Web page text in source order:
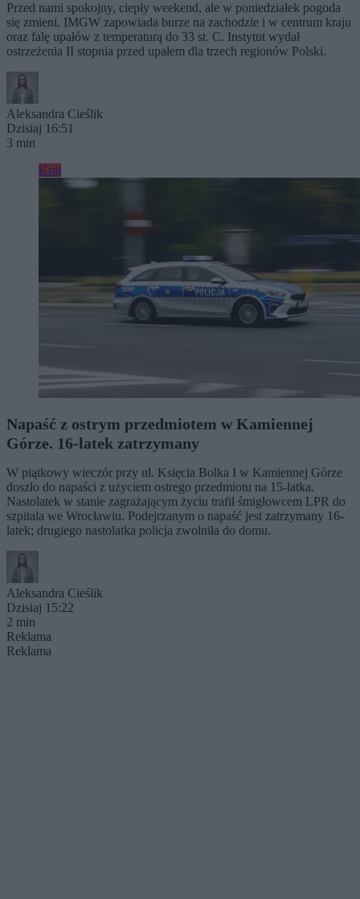
Przed nami spokojny, ciepły weekend, ale w poniedziałek pogoda
się zmieni. IMGW zapowiada burze na zachodzie i w centrum kraju
oraz falę upałów z temperaturą do 33 st. C. Instytut wydał
ostrzeżenia II stopnia przed upałem dla trzech regionów Polski.
Aleksandra Cieślik
Dzisiaj 16:51
3 min
Kraj
Napaść z ostrym przedmiotem w Kamiennej
Górze. 16-latek zatrzymany
W piątkowy wieczór przy ul. Księcia Bolka I w Kamiennej Górze
doszło do napaści z użyciem ostrego przedmiotu na 15-latka.
Nastolatek w stanie zagrażającym życiu trafił śmigłowcem LPR do
szpitala we Wrocławiu. Podejrzanym o napaść jest zatrzymany 16-
latek; drugiego nastolatka policja zwolniła do domu.
Aleksandra Cieślik
Dzisiaj 15:22
2 min
Reklama
Reklama